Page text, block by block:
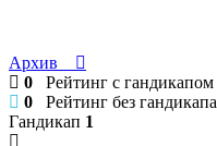
Архив
0 Рейтинг с гандикапом
0 Рейтинг без гандикапа
Гандикап 1